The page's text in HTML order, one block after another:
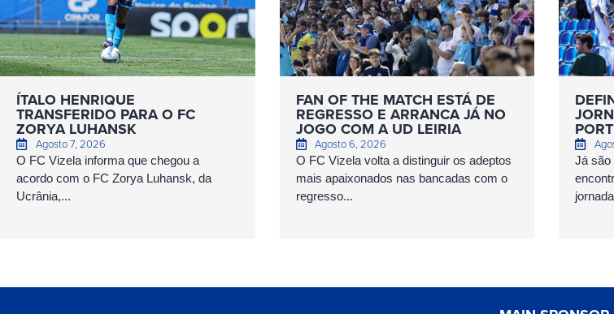
ÍTALO HENRIQUE
TRANSFERIDO PARA O FC
ZORYA LUHANSK
Agosto 7, 2026
O FC Vizela informa que chegou a
acordo com o FC Zorya Luhansk, da
Ucrânia,...
FAN OF THE MATCH ESTÁ DE
REGRESSO E ARRANCA JÁ NO
JOGO COM A UD LEIRIA
Agosto 6, 2026
O FC Vizela volta a distinguir os adeptos
mais apaixonados nas bancadas com o
regresso...
Já são